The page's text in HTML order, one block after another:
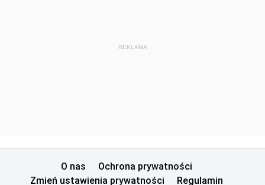
REKLAMA
O nas
Ochrona prywatności
Zmień ustawienia prywatności
Regulamin